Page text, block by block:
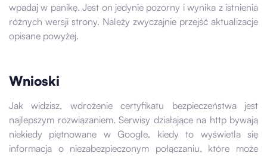
wpadaj w panikę. Jest on jedynie pozorny i wynika z istnienia
różnych wersji strony. Należy zwyczajnie przejść aktualizacje
opisane powyżej.
Wnioski
Jak widzisz, wdrożenie certyfikatu bezpieczeństwa jest
najlepszym rozwiązaniem. Serwisy działające na http bywają
niekiedy piętnowane w Google, kiedy to wyświetla się
informacja o niezabezpieczonym połączaniu, które może